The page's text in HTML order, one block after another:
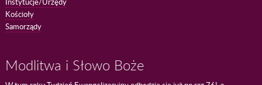
Kościoły
Samorządy
Modlitwa i Słowo Boże